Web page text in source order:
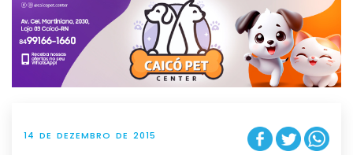
g
t
i
o
n
14 DE DEZEMBRO DE 2015